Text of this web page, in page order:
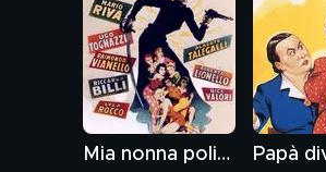
Mia nonna poliziotto